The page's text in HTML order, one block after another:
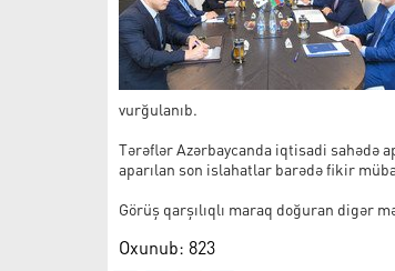
vurğulanıb.
Tərəflər Azərbaycanda iqtisadi sahədə
aparılan son islahatlar barədə fikir
Görüş qarşılıqlı maraq doğuran digər
Oxunub: 823